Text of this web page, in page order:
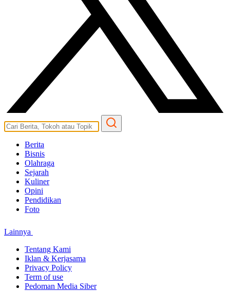
Berita
Bisnis
Olahraga
Sejarah
Kuliner
Opini
Pendidikan
Foto
Lainnya
Tentang Kami
Iklan & Kerjasama
Privacy Policy
Term of use
Pedoman Media Siber